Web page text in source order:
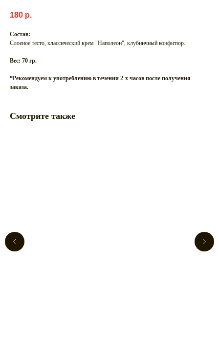
180 р.
Состав:
Слоеное тесто, классический крем "Наполеон", клубничный конфитюр.
Вес: 70 гр.
*Рекомендуем к употреблению в течении 2-х часов после получения
заказа.
Смотрите также